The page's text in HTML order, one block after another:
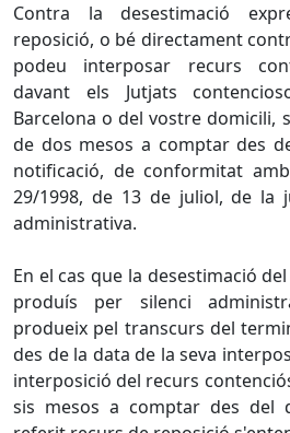
Contra la desestimació
reposició, o bé directament
podeu interposar recurs
davant els Jutjats
Barcelona o del vostre domicili,
de dos mesos a comptar des
notificació, de conformitat
29/1998, de 13 de juliol, de la
administrativa.
En el cas que la desestimació
produís per silenci
produeix pel transcurs del
des de la data de la seva
interposició del recurs
sis mesos a comptar des del